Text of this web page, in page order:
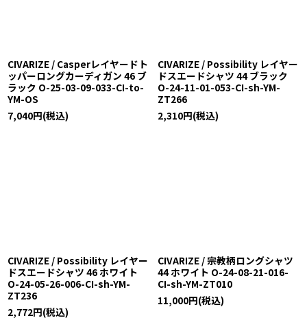
CIVARIZE / Casperレイヤードト
ッパーロングカーディガン 46 ブ
ラック O-25-03-09-033-CI-to-
YM-OS
7,040円(税込)
CIVARIZE / Possibility レイヤー
ドスエードシャツ 44 ブラック
O-24-11-01-053-CI-sh-YM-
ZT266
2,310円(税込)
CIVARIZE / Possibility レイヤー
ドスエードシャツ 46 ホワイト
O-24-05-26-006-CI-sh-YM-
ZT236
2,772円(税込)
CIVARIZE / 宗教柄ロングシャツ
44 ホワイト O-24-08-21-016-
CI-sh-YM-ZT010
11,000円(税込)